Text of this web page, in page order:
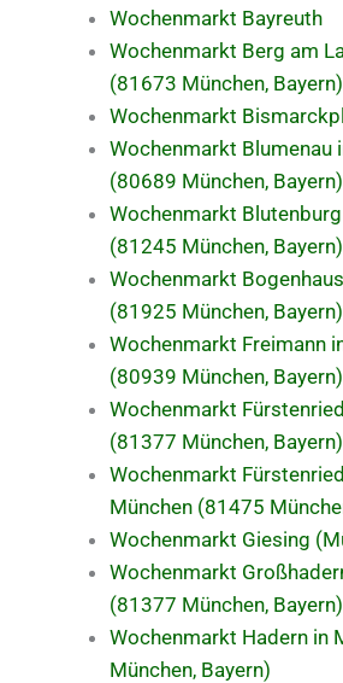
Wochenmarkt Bayreuth
Wochenmarkt Berg am
(81673 München, Bayern)
Wochenmarkt
Wochenmarkt Blumenau
(80689 München, Bayern)
Wochenmarkt
(81245 München, Bayern)
Wochenmarkt
(81925 München, Bayern)
Wochenmarkt Freimann
(80939 München, Bayern)
Wochenmarkt
(81377 München, Bayern)
Wochenmarkt
München (81475
Wochenmarkt Giesing
Wochenmarkt
(81377 München, Bayern)
Wochenmarkt Hadern in
München, Bayern)